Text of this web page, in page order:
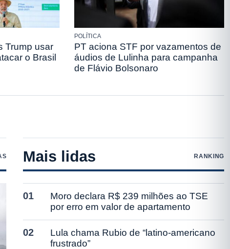
Trump usar
o Brasil
POLÍTICA
PT aciona STF por vazamentos de
áudios de Lulinha para campanha
de Flávio Bolsonaro
Mais lidas RANKING
01
Moro declara R$ 239 milhões ao TSE
por erro em valor de apartamento
02
Lula chama Rubio de “latino-americano
frustrado”